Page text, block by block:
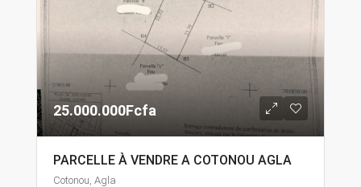
25.000.000Fcfa
PARCELLE À VENDRE A COTONOU AGLA
Cotonou, Agla